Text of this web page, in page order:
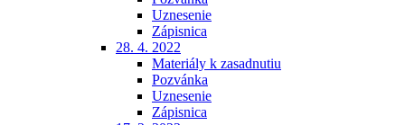
Uznesenie
Zápisnica
28. 4. 2022
Materiály k zasadnutiu
Pozvánka
Uznesenie
Zápisnica